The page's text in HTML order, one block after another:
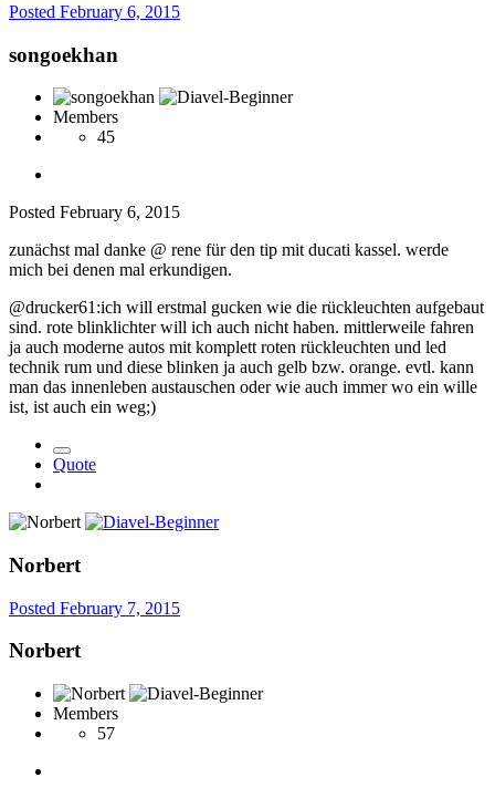
Posted February 6, 2015
songoekhan
Members
45
Posted February 6, 2015
zunächst mal danke @ rene für den tip mit ducati kassel. werde
mich bei denen mal erkundigen.
@drucker61:ich will erstmal gucken wie die rückleuchten aufgebaut
sind. rote blinklichter will ich auch nicht haben. mittlerweile fahren
ja auch moderne autos mit komplett roten rückleuchten und led
technik rum und diese blinken ja auch gelb bzw. orange. evtl. kann
man das innenleben austauschen oder wie auch immer wo ein wille
ist, ist auch ein weg;)
Quote
Norbert
Posted February 7, 2015
Norbert
Members
57